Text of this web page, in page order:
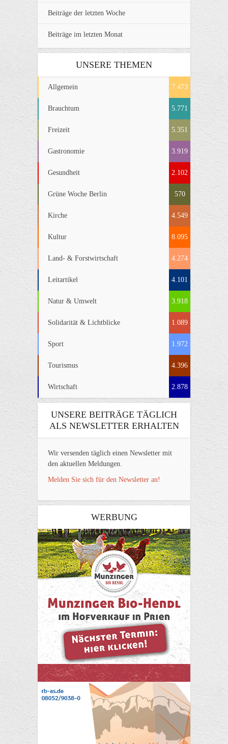
Beiträge der letzten Woche
Beiträge im letzten Monat
UNSERE THEMEN
Allgemein 7.473
Brauchtum 5.771
Freizeit 5.351
Gastronomie 3.919
Gesundheit 2.102
Grüne Woche Berlin 570
Kirche 4.549
Kultur 8.095
Land- & Forstwirtschaft 4.274
Leitartikel 4.101
Natur & Umwelt 3.918
Solidarität & Lichtblicke 1.089
Sport 1.972
Tourismus 4.396
Wirtschaft 2.878
UNSERE BEITRÄGE TÄGLICH
ALS NEWSLETTER ERHALTEN
Wir versenden täglich einen Newsletter mit
den aktuellen Meldungen.
Melden Sie sich für den Newsletter an!
WERBUNG